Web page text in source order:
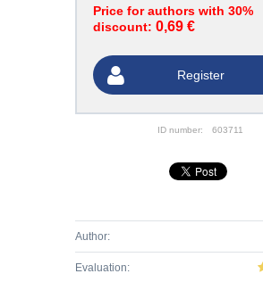
Price for authors with 30%
discount: 0,69 €
Register
ID number: 603711
Author:
Evaluation: